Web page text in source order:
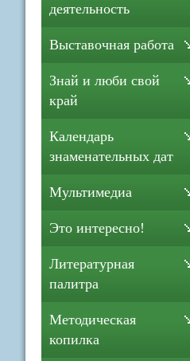
деятельность
Выставочная работа
Знай и люби свой
край
Календарь
знаменательных дат
Мультимедиа
Это интересно!
Литературная
палитра
Методическая
копилка